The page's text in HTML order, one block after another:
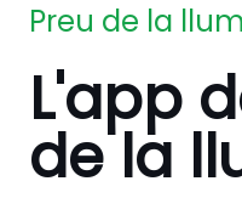
Preu de la
L'app
de la